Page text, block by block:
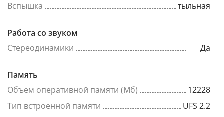
Вспышка
тыльная
Работа со звуком
Стереодинамики
Да
Память
Объем оперативной памяти (Мб)
12228
Тип встроенной памяти
UFS 2.2